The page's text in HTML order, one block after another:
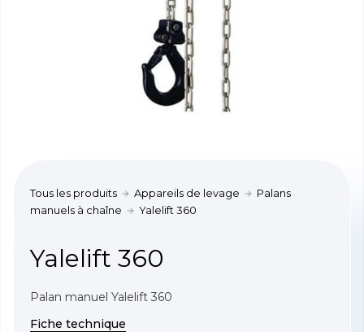
Tous les produits Appareils de levage
Palans
manuels à chaîne
Yalelift 360
Yalelift 360
Palan manuel Yalelift 360
Fiche technique